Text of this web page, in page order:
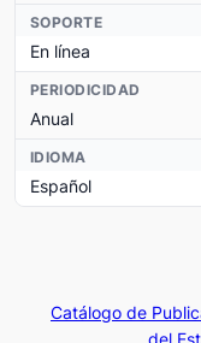
SOPORTE
En línea
PERIODICIDAD
Anual
IDIOMA
Español
Catálogo de
del